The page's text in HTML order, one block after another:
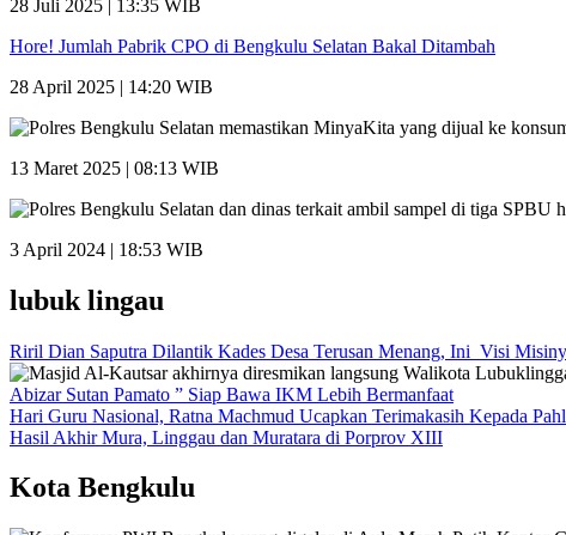
28 Juli 2025 | 13:35 WIB
Hore! Jumlah Pabrik CPO di Bengkulu Selatan Bakal Ditambah
28 April 2025 | 14:20 WIB
13 Maret 2025 | 08:13 WIB
3 April 2024 | 18:53 WIB
lubuk lingau
Riril Dian Saputra Dilantik Kades Desa Terusan Menang, Ini Visi
Abizar Sutan Pamato ” Siap Bawa IKM Lebih Bermanfaat
Hari Guru Nasional, Ratna Machmud Ucapkan Terimakasih Kepada
Hasil Akhir Mura, Linggau dan Muratara di Porprov XIII
Kota Bengkulu